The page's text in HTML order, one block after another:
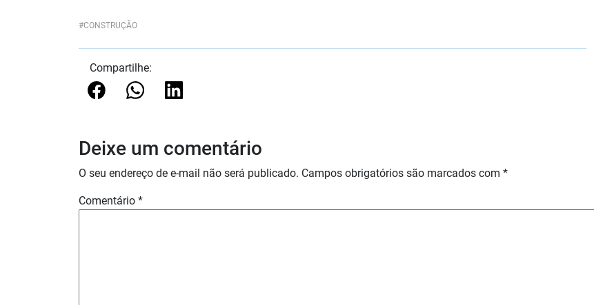
CONSTRUÇÃO
Compartilhe:
Deixe um comentário
O seu endereço de e-mail não será publicado. Campos obrigatórios são marcados com *
Comentário *